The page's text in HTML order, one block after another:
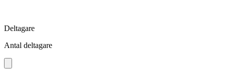
Deltagare
Antal deltagare